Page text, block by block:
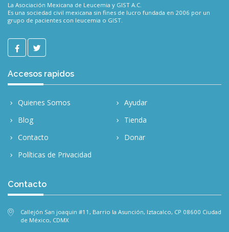
La Asociación Mexicana de Leucemia y GIST A.C.
Es una sociedad civil mexicana sin fines de lucro fundada en 2006 por un
grupo de pacientes con leucemia o GIST.
Accesos rapidos
Quienes Somos
Ayudar
Blog
Tienda
Contacto
Donar
Políticas de Privacidad
Contacto
Callejón San joaquin #11, Barrio la Asunción, Iztacalco, CP 08600 Ciudad
de México, CDMX